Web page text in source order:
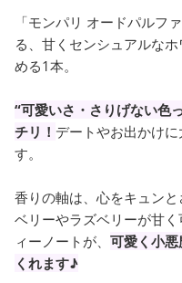
「モンパリ オードパルフ
る、甘くセンシュアルな
める1本。
“可愛いさ・さりげない色
チリ！ デートやお出かけ
す。
香りの軸は、心をキュン
ベリーやラズベリーが甘
ィーノートが、 可愛く小
くれます♪